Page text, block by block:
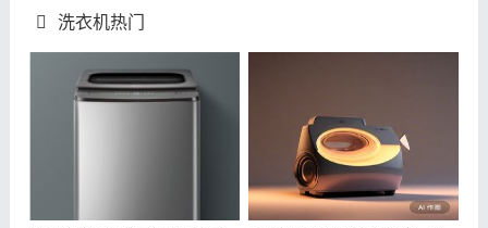
洗衣机热门